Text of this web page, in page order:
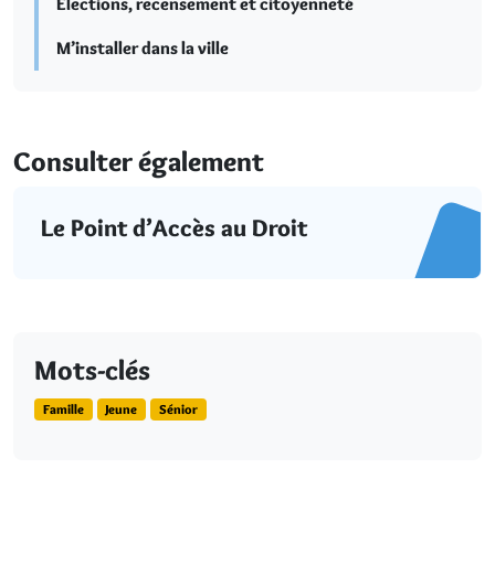
M’installer dans la ville
Consulter également
Le Point d’Accès au Droit
Mots-clés
Famille Jeune Sénior